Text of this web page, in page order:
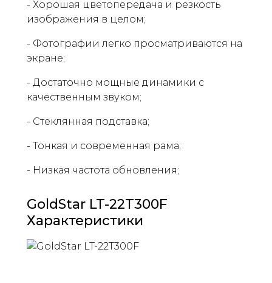
- Хорошая цветопередача и резкость
изображения в целом;
- Фотографии легко просматриваются на
экране;
- Достаточно мощные динамики с
качественным звуком;
- Стеклянная подставка;
- Тонкая и современная рама;
- Низкая частота обновления;
GoldStar LT-22T300F
Характеристики